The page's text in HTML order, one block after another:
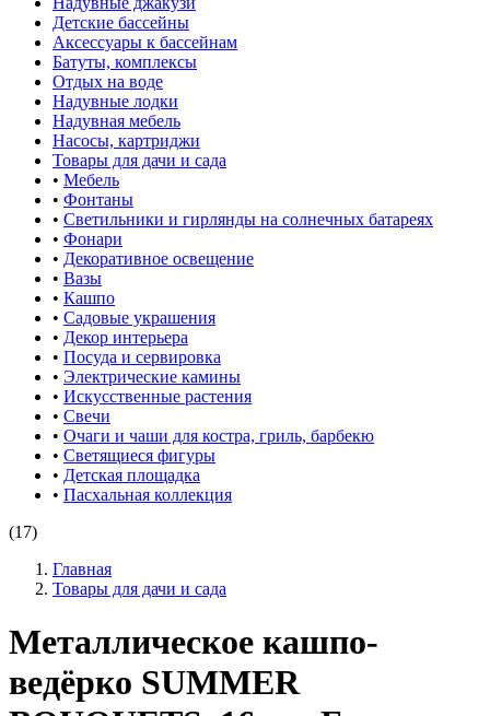
Детские бассейны
Аксессуары к бассейнам
Батуты, комплексы
Отдых на воде
Надувные лодки
Надувная мебель
Насосы, картриджи
Товары для дачи и сада
• Мебель
• Фонтаны
• Светильники и гирлянды на солнечных батареях
• Фонари
• Декоративное освещение
• Вазы
• Кашпо
• Садовые украшения
• Декор интерьера
• Посуда и сервировка
• Электрические камины
• Искусственные растения
• Свечи
• Очаги и чаши для костра, гриль, барбекю
• Светящиеся фигуры
• Детская площадка
• Пасхальная коллекция
(17)
Главная
Товары для дачи и сада
Металлическое кашпо-
ведёрко SUMMER